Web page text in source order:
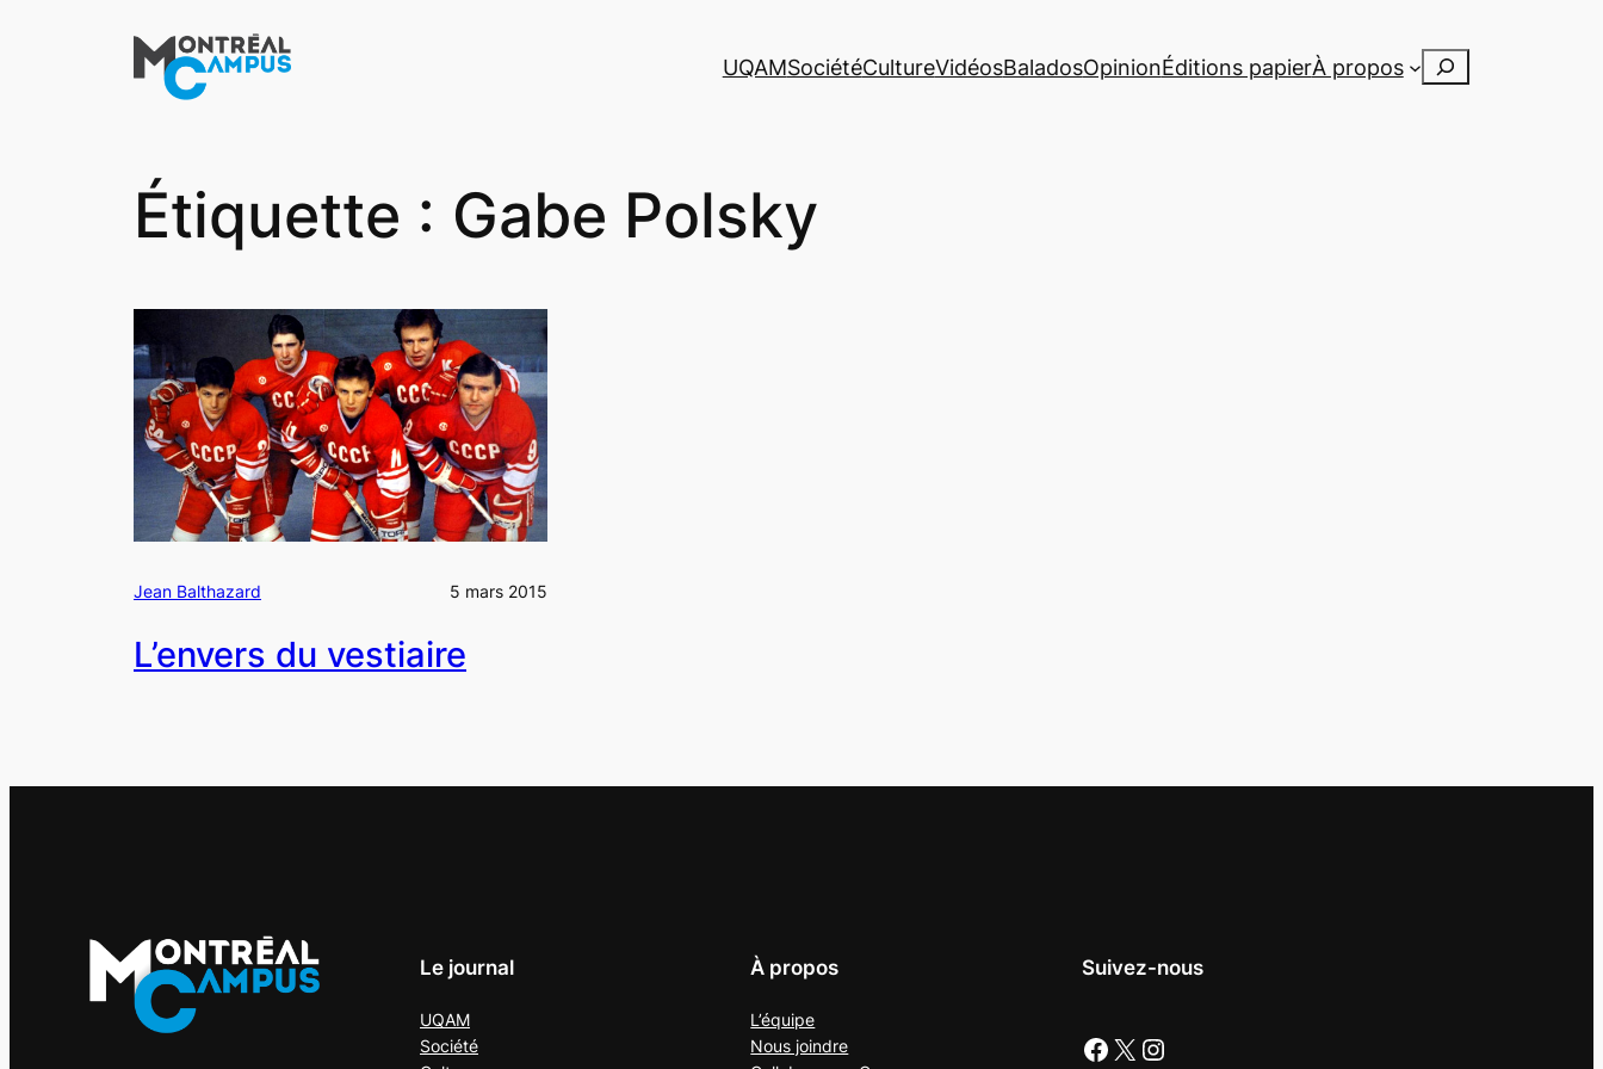
UQAMSociétéCultureVidéosBaladosOpinionÉditions papierÀ propos Rechercher
Étiquette : Gabe Polsky
Jean Balthazard 5 mars 2015
L’envers du vestiaire
Le journal
UQAM
Société
À propos
L’équipe
Nous joindre
Suivez-nous
Facebook X Instagram